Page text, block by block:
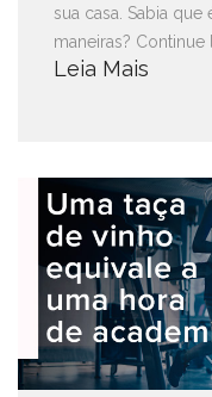
sua casa. Sabia
maneiras? Continue
Leia Mais